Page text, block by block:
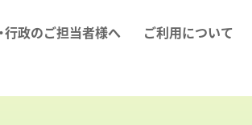
行政のご担当者様へ ご利用について